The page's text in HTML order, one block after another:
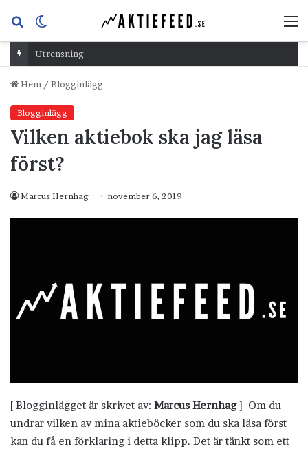
Sök
efterskin
Utrensning
Hem / Blogginlägg
Blogginlägg
Vilken aktiebok ska jag läsa
först?
Marcus Hernhag november 6, 2019
[ Blogginlägget är skrivet av: Marcus Hernhag] Om du
undrar vilken av mina aktieböcker som du ska läsa först
kan du få en förklaring i detta klipp. Det är tänkt som ett